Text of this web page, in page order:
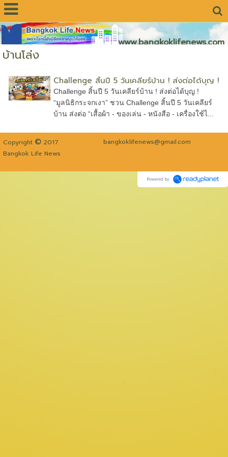
www.bangkoklifenews.com
บ้านโล่ง
Challenge สิ้นปี 5 วันเคลียร์บ้าน ! ส่งต่อได้บุญ !
Challenge สิ้นปี 5 วันเคลียร์บ้าน ! ส่งต่อได้บุญ !
“มูลนิธิกระจกเงา” ชวน Challenge สิ้นปี 5 วันเคลียร์
บ้าน ส่งต่อ “เสื้อผ้า - ของเล่น - หนังสือ - เครื่องใช้ไ...
Copyright © 2017
bangkoklifenews@gmail.com
Bangkok Life News